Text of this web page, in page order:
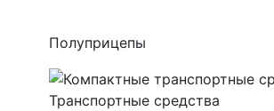
Полуприцепы
Транспортные средства